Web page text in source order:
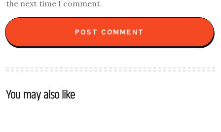
the next time I comment.
You may also like